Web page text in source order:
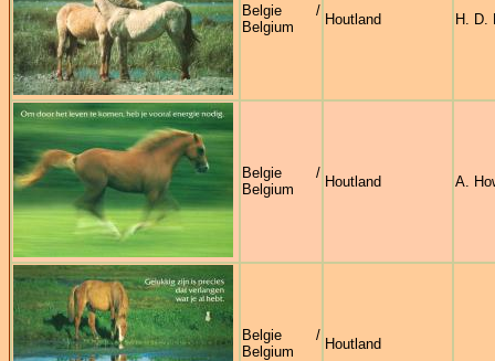
Belgie /
Belgium
Houtland H. D.
Belgie /
Belgium
Houtland A.
Belgie /
Belgium
Houtland